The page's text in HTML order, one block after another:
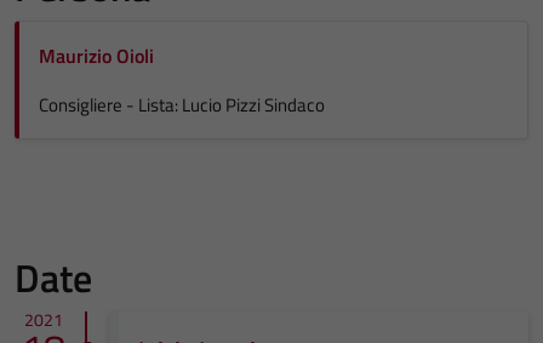
Maurizio Oioli
Consigliere - Lista: Lucio Pizzi Sindaco
Date
2021